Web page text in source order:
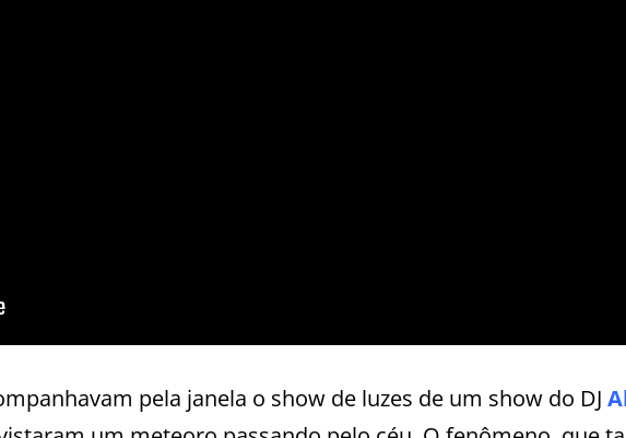
pela janela o show de luzes de um show do DJ